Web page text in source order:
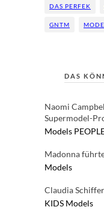
DAS PERFEK
GNTM
DAS
Naomi
Supermodel-
Models
Madonna
Models
Claudia
KIDS Models